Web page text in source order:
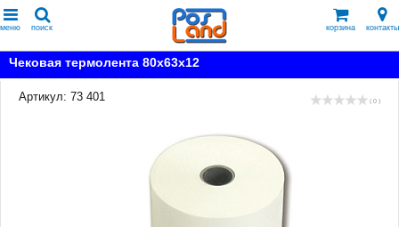
меню поиск корзина контакты
Чековая термолента 80x63x12
Артикул: 73 401 ( 0 )